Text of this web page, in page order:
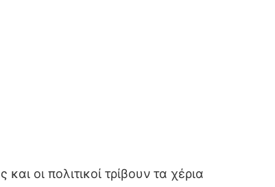
οι πολιτικοί τρίβουν τα χέρια